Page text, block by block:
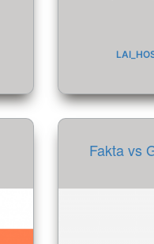
Fakta vs